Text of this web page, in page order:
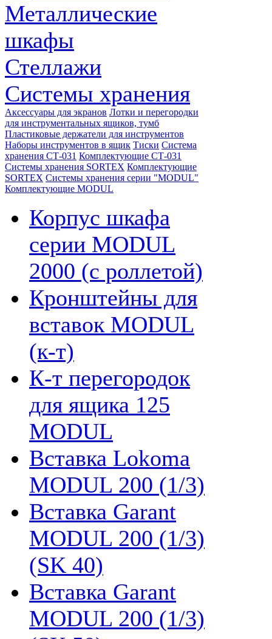
Металлические
шкафы
Стеллажи
Системы хранения
Аксессуары для экранов Лотки и перегородки
для инструментальных ящиков, тумб
Пластиковые держатели для инструментов
Наборы инструментов в ящик Тиски Система
хранения СТ-031 Комплектующие СТ-031
Системы хранения SORTEX Комплектующие
SORTEX Системы хранения серии "MODUL"
Комплектующие MODUL
Корпус шкафа
серии MODUL
2000 (с роллетой)
Кронштейны для
вставок MODUL
(к-т)
К-т перегородок
для ящика 125
MODUL
Вставка Lokoma
MODUL 200 (1/3)
Вставка Garant
MODUL 200 (1/3)
(SK 40)
Вставка Garant
MODUL 200 (1/3)